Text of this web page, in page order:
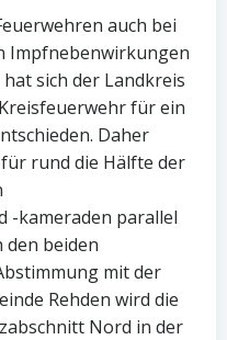
auch bei
Impfnebenwirkungen
sich der Landkreis
für ein
Daher
rund die Hälfte der
-kameraden parallel
beiden
mit der
Rehden wird die
Nord in der